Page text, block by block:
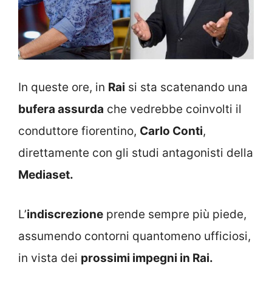
In queste ore, in Rai si sta scatenando una
bufera assurda che vedrebbe coinvolti il
conduttore fiorentino, Carlo Conti,
direttamente con gli studi antagonisti della
Mediaset.
L’indiscrezione prende sempre più piede,
assumendo contorni quantomeno ufficiosi,
in vista dei prossimi impegni in Rai.